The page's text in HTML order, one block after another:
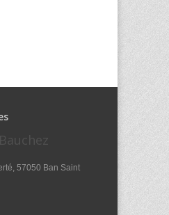
57050 Ban Saint